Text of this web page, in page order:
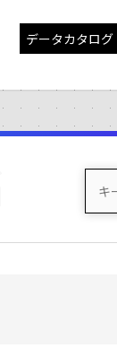
データカタログ